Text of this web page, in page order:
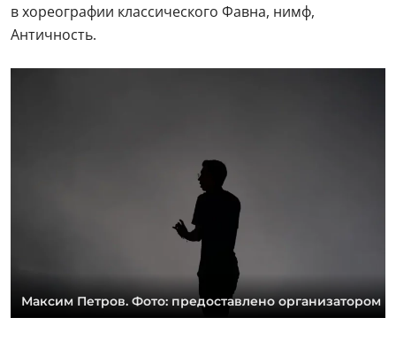
в хореографии классического Фавна, нимф,
Античность.
Максим Петров. Фото: предоставлено организатором